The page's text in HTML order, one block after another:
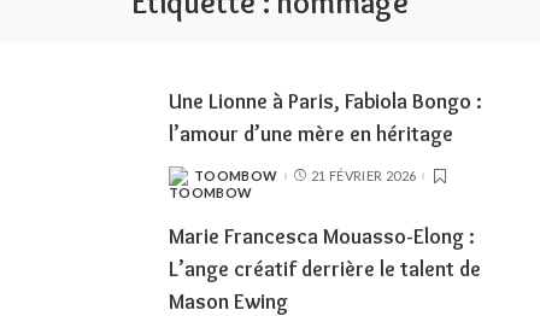
Une Lionne à Paris, Fabiola Bongo :
l’amour d’une mère en héritage
POSTED
BY
TOOMBOW 21 FÉVRIER 2026
Marie Francesca Mouasso-Elong :
L’ange créatif derrière le talent de
Mason Ewing